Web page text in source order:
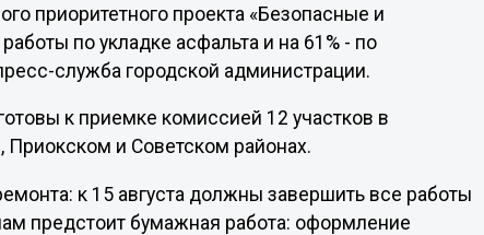
приоритетного проекта «Безопасные и
по укладке асфальта и на 61% - по
служба городской администрации.
к приемке комиссией 12 участков в
и Советском районах.
к 15 августа должны завершить все работы
предстоит бумажная работа: оформление